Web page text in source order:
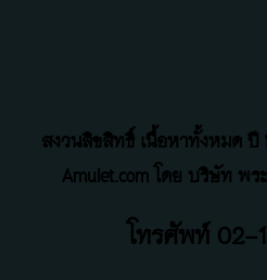
สงวนลิขสิทธิ์ เนื้อหาทั้งหมด
Amulet.com โดย บริษัท พร
โทรศัพท์ 02-